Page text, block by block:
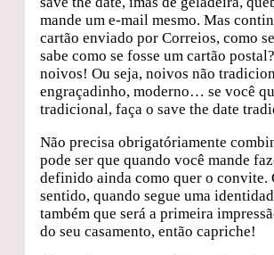
mande um e-mail mesmo. Mas
cartão enviado por Correios, como
sabe como se fosse um cartão
noivos! Ou seja, noivos não
engraçadinho, moderno… se você
tradicional, faça o save the date
Não precisa obrigatóriamente
pode ser que quando você mande
definido ainda como quer o convite.
sentido, quando segue uma
também que será a primeira
do seu casamento, então capriche!